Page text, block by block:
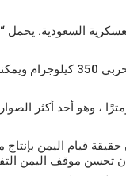
السعودية.
حقيقة قيام اليمن